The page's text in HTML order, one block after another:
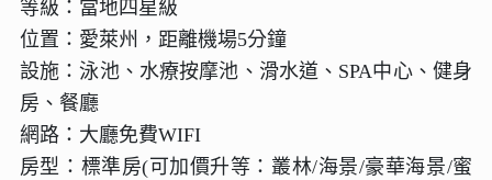
等級：當地四星級
位置：愛萊州，距離機場5分鐘
設施：泳池、水療按摩池、滑水道、SPA中心、健身
房、餐廳
網路：大廳免費WIFI
房型：標準房(可加價升等：叢林/海景/豪華海景/蜜